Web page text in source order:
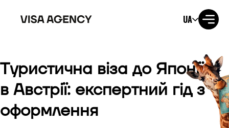
UA
Віза до США
Віза до Великобританії
Віза до Ірландії
Туристична віза до Японії
в Австрії: експертний гід з
оформлення